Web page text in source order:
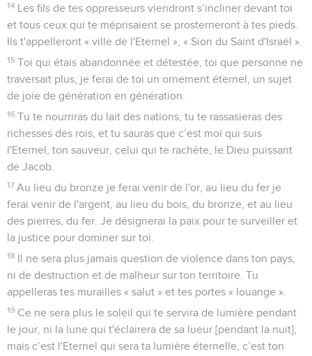
14 Les fils de tes oppresseurs viendront s’incliner devant toi
et tous ceux qui te méprisaient se prosterneront à tes pieds.
Ils t'appelleront « ville de l'Eternel », « Sion du Saint d'Israël ».
15 Toi qui étais abandonnée et détestée, toi que personne ne
traversait plus, je ferai de toi un ornement éternel, un sujet
de joie de génération en génération.
16 Tu te nourriras du lait des nations, tu te rassasieras des
richesses des rois, et tu sauras que c’est moi qui suis
l'Eternel, ton sauveur, celui qui te rachète, le Dieu puissant
de Jacob.
17 Au lieu du bronze je ferai venir de l'or, au lieu du fer je
ferai venir de l'argent, au lieu du bois, du bronze, et au lieu
des pierres, du fer. Je désignerai la paix pour te surveiller et
la justice pour dominer sur toi.
18 Il ne sera plus jamais question de violence dans ton pays,
ni de destruction et de malheur sur ton territoire. Tu
appelleras tes murailles « salut » et tes portes « louange ».
19 Ce ne sera plus le soleil qui te servira de lumière pendant
le jour, ni la lune qui t'éclairera de sa lueur [pendant la nuit],
mais c’est l'Eternel qui sera ta lumière éternelle, c’est ton